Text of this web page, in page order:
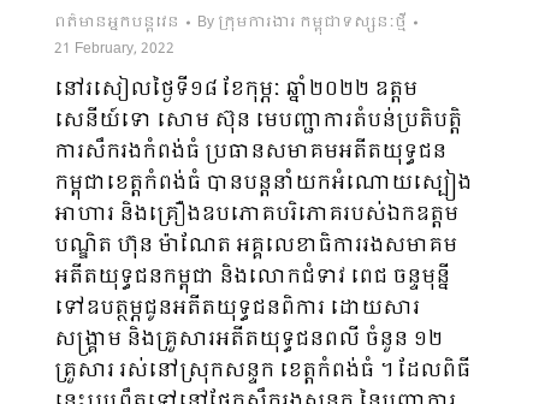
ពត៌មានអ្នកបន្តវេន By ក្រុមការងារ កម្ពុជាទស្សនៈថ្មី
21 February, 2022
នៅរសៀលថ្ងៃទី១៨ ខែកុម្ភៈ ឆ្នាំ២០២២ ឧត្តម
សេនីយ៍ទោ សោម ស៊ុន មេបញ្ជាការតំបន់ប្រតិបត្តិ
ការសឹករងកំពង់ធំ ប្រធានសមាគមអតីតយុទ្ធជន
កម្ពុជាខេត្តកំពង់ធំ បានបន្តនាំយកអំណោយស្បៀង
អាហារ និងគ្រឿងឧបភោគបរិភោគរបស់ឯកឧត្តម
បណ្ឌិត ហ៊ុន ម៉ាណែត អគ្គលេខាធិការរងសមាគម
អតីតយុទ្ធជនកម្ពុជា និងលោកជំទាវ ពេជ ចន្ទមុន្នី
ទៅឧបត្ថម្ភជូនអតីតយុទ្ធជនពិការ ដោយសារ
សង្គ្រាម និងគ្រួសារអតីតយុទ្ធជនពលី ចំនួន ១២
គ្រួសារ រស់នៅស្រុកសន្ទក ខេត្តកំពង់ធំ ។ ដែលពិធី